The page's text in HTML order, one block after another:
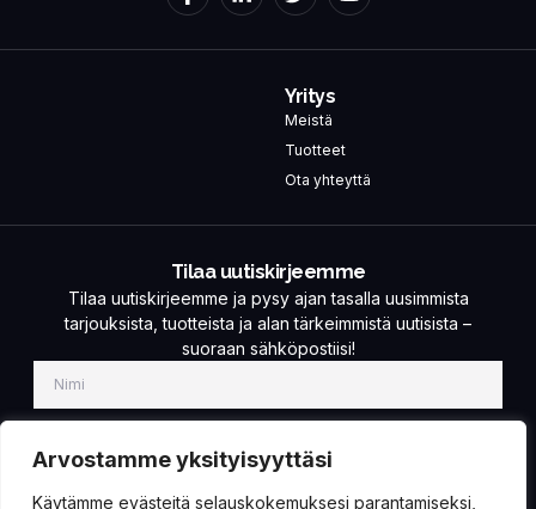
Arvostamme yksityisyyttäsi
Käytämme evästeitä selauskokemuksesi parantamiseksi,
Yritys
Meistä
Tuotteet
Ota yhteyttä
Tilaa uutiskirjeemme
Tilaa uutiskirjeemme ja pysy ajan tasalla uusimmista
tarjouksista, tuotteista ja alan tärkeimmistä uutisista –
suoraan sähköpostiisi!
TILAA!